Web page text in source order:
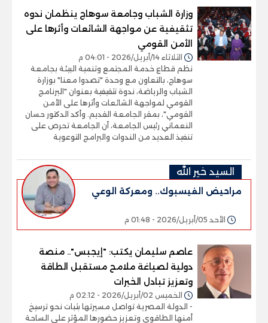
وزارة الشباب وجامعة سوهاج ينظمان ندوه
تثقيفية عن مواجهة الشائعات وأثرها على
الأمن القومي
الثلاثاء 14/أبريل/2026 - 04:01 م
نظم قطاع خدمة المجتمع وتنمية البيئة بجامعة
سوهاج، بالتعاون مع وحدة "تصدوا معنا" بوزارة
الشباب والرياضة، ندوة تثقيفية بعنوان "البرنامج
القومي لمواجهة الشائعات وأثرها على الأمن
القومي"، بمقر الجامعة القديم. وأكد الدكتور حسان
النعماني رئيس الجامعة، أن الجامعة تحرص على
تنفيذ العديد من الندوات والبرامج التوعوية
السيد خير الله
مراحيض الفيسبوك.. ومعركة الوعي
الأحد 05/أبريل/2026 - 01:48 م
عاصم سليمان يكتب: "إيجبس".. منصة
دولية لصياغة ملامح مستقبل الطاقة
وتعزيز تبادل الخبرات
الخميس 02/أبريل/2026 - 02:12 م
- الدولة المصرية تواصل مسيرتها بثبات نحو ترسيخ
أمنها الطاقوي وتعزيز حضورها المؤثر على الساحة